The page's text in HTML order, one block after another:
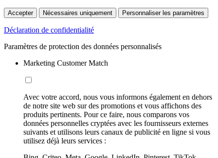
Accepter Nécessaires uniquement Personnaliser les paramètres
Déclaration de confidentialité
Paramètres de protection des données personnalisés
Marketing Customer Match
Avec votre accord, nous vous informons également en dehors
de notre site web sur des promotions et vous affichons des
produits pertinents. Pour ce faire, nous comparons vos
données personnelles cryptées avec les fournisseurs externes
suivants et utilisons leurs canaux de publicité en ligne si vous
utilisez déjà leurs services :